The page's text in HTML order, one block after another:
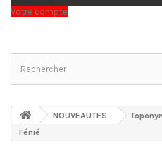
Votre compte
NOUVEAUTES
Fénié